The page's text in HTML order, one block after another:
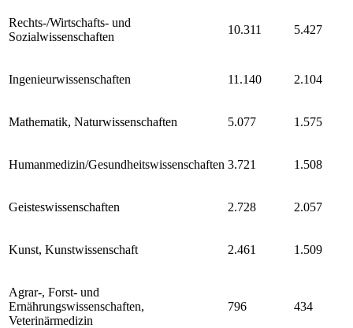
Rechts-/Wirtschafts- und
Sozialwissenschaften
10.311 5.427
Ingenieurwissenschaften 11.140 2.104
Mathematik, Naturwissenschaften 5.077 1.575
Humanmedizin/Gesundheitswissenschaften 3.721 1.508
Geisteswissenschaften 2.728 2.057
Kunst, Kunstwissenschaft 2.461 1.509
Agrar-, Forst- und
Ernährungswissenschaften,
Veterinärmedizin
796 434